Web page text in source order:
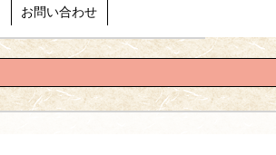
お問い合わせ